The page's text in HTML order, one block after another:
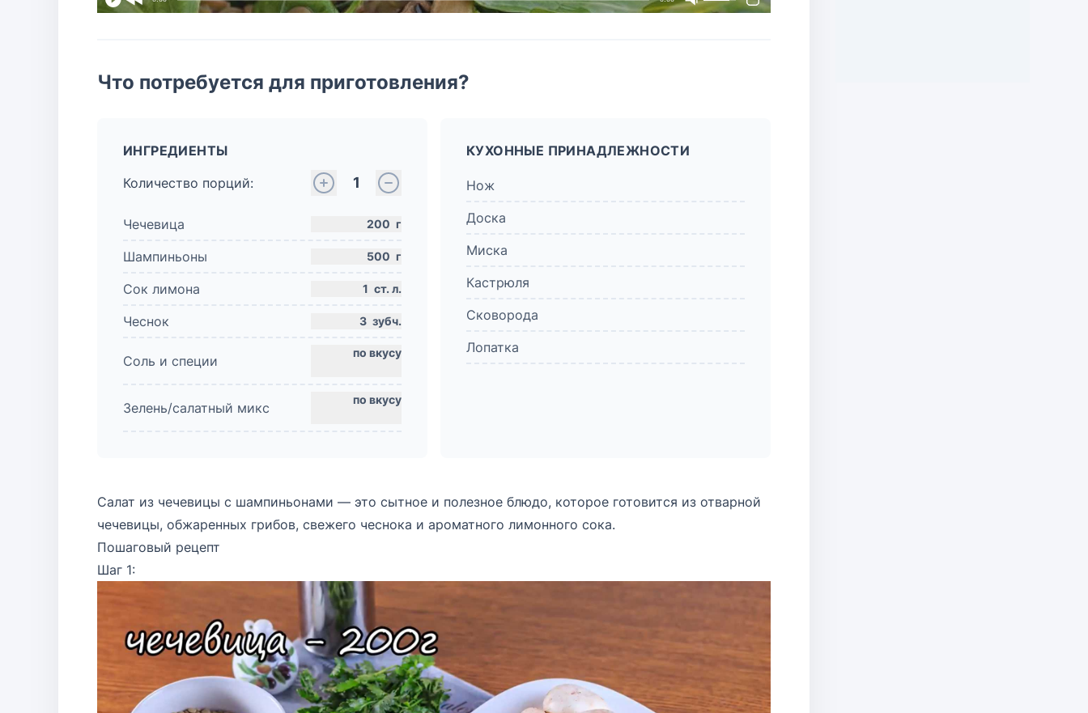
Что потребуется для приготовления?
ИНГРЕДИЕНТЫ
Количество порций:
1
Чечевица 200 г
Шампиньоны 500 г
Сок лимона 1 ст. л.
Чеснок 3 зубч.
Соль и специи
Зелень/салатный микс
КУХОННЫЕ ПРИНАДЛЕЖНОСТИ
Нож
Доска
Миска
Кастрюля
Сковорода
Лопатка
Салат из чечевицы с шампиньонами — это сытное и полезное блюдо, которое готовится из отварной
чечевицы, обжаренных грибов, свежего чеснока и ароматного лимонного сока.
Пошаговый рецепт
Шаг 1: